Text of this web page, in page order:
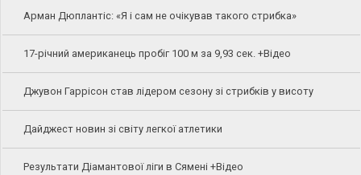
Арман Дюплантіс: «Я і сам не очікував такого стрибка»
17-річний американець пробіг 100 м за 9,93 сек. +Відео
Джувон Гаррісон став лідером сезону зі стрибків у висоту
Дайджест новин зі світу легкої атлетики
Результати Діамантової ліги в Сямені +Відео